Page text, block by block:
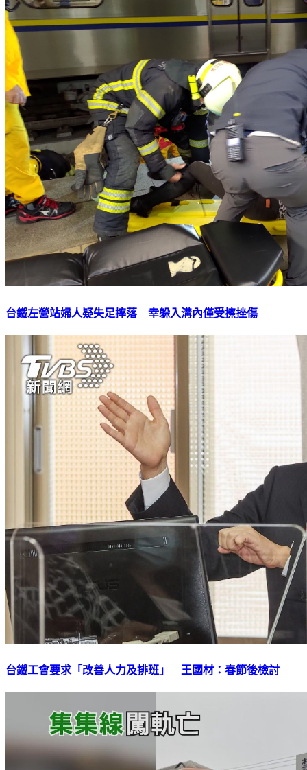
台鐵左營站婦人疑失足摔落 幸躲入溝內僅受擦挫傷
台鐵工會要求「改善人力及排班」 王國材：春節後檢討